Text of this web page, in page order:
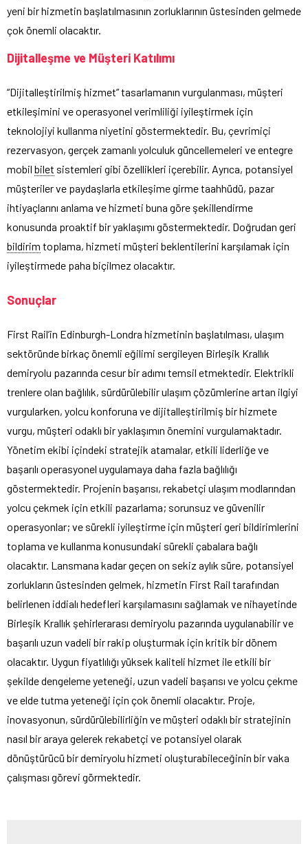
yeni bir hizmetin başlatılmasının zorluklarının üstesinden gelmede
çok önemli olacaktır.
Dijitalleşme ve Müşteri Katılımı
“Dijitalleştirilmiş hizmet” tasarlamanın vurgulanması, müşteri
etkileşimini ve operasyonel verimliliği iyileştirmek için
teknolojiyi kullanma niyetini göstermektedir. Bu, çevrimiçi
rezervasyon, gerçek zamanlı yolculuk güncellemeleri ve entegre
mobil bilet sistemleri gibi özellikleri içerebilir. Ayrıca, potansiyel
müşteriler ve paydaşlarla etkileşime girme taahhüdü, pazar
ihtiyaçlarını anlama ve hizmeti buna göre şekillendirme
konusunda proaktif bir yaklaşımı göstermektedir. Doğrudan geri
bildirim toplama, hizmeti müşteri beklentilerini karşılamak için
iyileştirmede paha biçilmez olacaktır.
Sonuçlar
First Rail’in Edinburgh-Londra hizmetinin başlatılması, ulaşım
sektöründe birkaç önemli eğilimi sergileyen Birleşik Krallık
demiryolu pazarında cesur bir adımı temsil etmektedir. Elektrikli
trenlere olan bağlılık, sürdürülebilir ulaşım çözümlerine artan ilgiyi
vurgularken, yolcu konforuna ve dijitalleştirilmiş bir hizmete
vurgu, müşteri odaklı bir yaklaşımın önemini vurgulamaktadır.
Yönetim ekibi içindeki stratejik atamalar, etkili liderliğe ve
başarılı operasyonel uygulamaya daha fazla bağlılığı
göstermektedir. Projenin başarısı, rekabetçi ulaşım modlarından
yolcu çekmek için etkili pazarlama; sorunsuz ve güvenilir
operasyonlar; ve sürekli iyileştirme için müşteri geri bildirimlerini
toplama ve kullanma konusundaki sürekli çabalara bağlı
olacaktır. Lansmana kadar geçen on sekiz aylık süre, potansiyel
zorlukların üstesinden gelmek, hizmetin First Rail tarafından
belirlenen iddialı hedefleri karşılamasını sağlamak ve nihayetinde
Birleşik Krallık şehirlerarası demiryolu pazarında uygulanabilir ve
başarılı uzun vadeli bir rakip oluşturmak için kritik bir dönem
olacaktır. Uygun fiyatlılığı yüksek kaliteli hizmet ile etkili bir
şekilde dengeleme yeteneği, uzun vadeli başarısı ve yolcu çekme
ve elde tutma yeteneği için çok önemli olacaktır. Proje,
inovasyonun, sürdürülebilirliğin ve müşteri odaklı bir stratejinin
nasıl bir araya gelerek rekabetçi ve potansiyel olarak
dönüştürücü bir demiryolu hizmeti oluşturabileceğinin bir vaka
çalışması görevi görmektedir.